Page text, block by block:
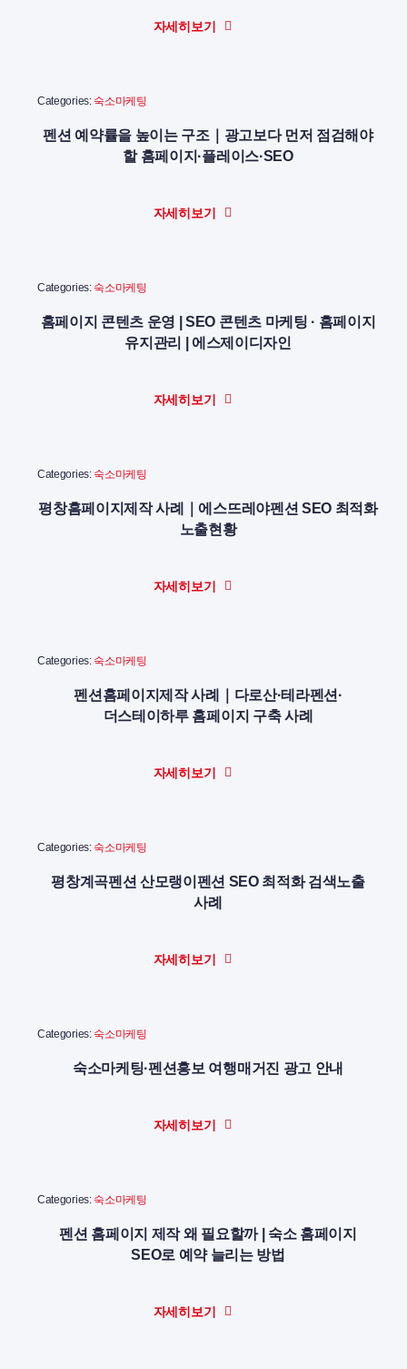
자세히보기
Categories: 숙소마케팅
펜션 예약률을 높이는 구조｜광고보다 먼저 점검해야
할 홈페이지·플레이스·SEO
자세히보기
Categories: 숙소마케팅
홈페이지 콘텐츠 운영 | SEO 콘텐츠 마케팅 · 홈페이지
유지관리 | 에스제이디자인
자세히보기
Categories: 숙소마케팅
평창홈페이지제작 사례｜에스뜨레야펜션 SEO 최적화
노출현황
자세히보기
Categories: 숙소마케팅
펜션홈페이지제작 사례｜다로산·테라펜션·
더스테이하루 홈페이지 구축 사례
자세히보기
Categories: 숙소마케팅
평창계곡펜션 산모랭이펜션 SEO 최적화 검색노출
사례
자세히보기
Categories: 숙소마케팅
숙소마케팅·펜션홍보 여행매거진 광고 안내
자세히보기
Categories: 숙소마케팅
펜션 홈페이지 제작 왜 필요할까 | 숙소 홈페이지
SEO로 예약 늘리는 방법
자세히보기